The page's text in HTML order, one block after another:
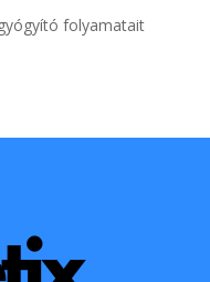
folyamatait